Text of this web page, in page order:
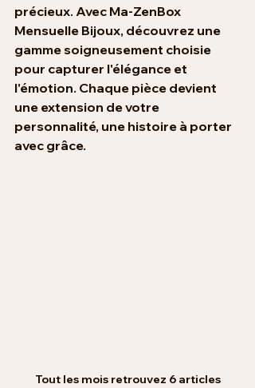
précieux. Avec Ma-ZenBox
Mensuelle Bijoux, découvrez une
gamme soigneusement choisie
pour capturer l'élégance et
l'émotion. Chaque pièce devient
une extension de votre
personnalité, une histoire à porter
avec grâce.
Tout les mois retrouvez 6 articles